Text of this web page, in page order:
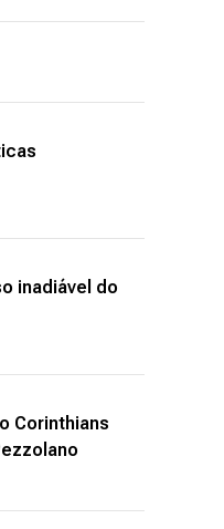
inadiável do
Corinthians